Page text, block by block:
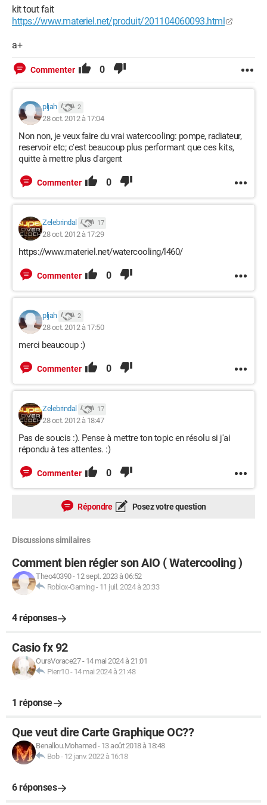
kit tout fait
https://www.materiel.net/produit/201104060093.html
a+
Commenter 0
pljah 2
28 oct. 2012 à 17:04
Non non, je veux faire du vrai watercooling: pompe, radiateur,
reservoir etc; c'est beaucoup plus performant que ces kits,
quitte à mettre plus d'argent
Commenter 0
Zelebrindal 17
28 oct. 2012 à 17:29
https://www.materiel.net/watercooling/l460/
Commenter 0
pljah 2
28 oct. 2012 à 17:50
merci beaucoup :)
Commenter 0
Zelebrindal 17
28 oct. 2012 à 18:47
Pas de soucis :). Pense à mettre ton topic en résolu si j'ai
répondu à tes attentes. :)
Commenter 0
Répondre Posez votre question
Discussions similaires
Comment bien régler son AIO ( Watercooling )
Theo40390- 12 sept. 2023 à 06:52
Roblox-Gaming- 11 juil. 2024 à 20:33
4 réponses
Casio fx 92
OursVorace27- 14 mai 2024 à 21:01
Pierr10- 14 mai 2024 à 21:48
1 réponse
Que veut dire Carte Graphique OC??
Benallou.Mohamed - 13 août 2018 à 18:48
Bob- 12 janv. 2022 à 16:18
6 réponses